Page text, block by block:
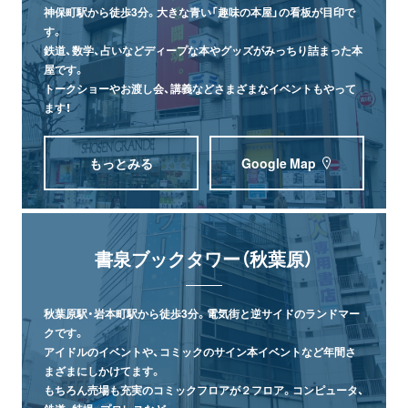
神保町駅から徒歩3分。大きな青い「趣味の本屋」の看板が目印で
す。
鉄道、数学、占いなどディープな本やグッズがみっちり詰まった本
屋です。
トークショーやお渡し会、講義などさまざまなイベントもやって
ます！
もっとみる Google Map
書泉ブックタワー（秋葉原）
秋葉原駅・岩本町駅から徒歩3分。電気街と逆サイドのランドマー
クです。
アイドルのイベントや、コミックのサイン本イベントなど年間さ
まざまにしかけてます。
もちろん売場も充実のコミックフロアが２フロア。コンピュータ、